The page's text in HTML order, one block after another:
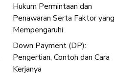
Hukum Permintaan dan
Penawaran Serta Faktor yang
Mempengaruhi
Down Payment (DP):
Pengertian, Contoh dan Cara
Kerjanya